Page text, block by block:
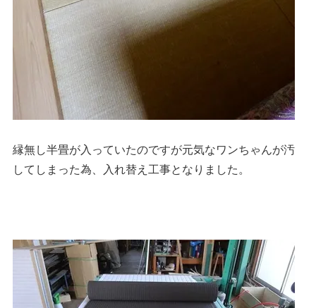
縁無し半畳が入っていたのですが元気なワンちゃんが汚
してしまった為、入れ替え工事となりました。